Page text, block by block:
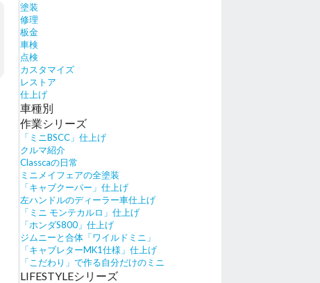
塗装
修理
板金
車検
点検
カスタマイズ
レストア
仕上げ
車種別
作業シリーズ
「ミニBSCC」仕上げ
クルマ紹介
Classcaの日常
ミニメイフェアの全塗装
「キャブクーパー」仕上げ
左ハンドルのディーラー車仕上げ
「ミニ モンテカルロ」仕上げ
「ホンダS800」仕上げ
ジムニーと合体「ワイルドミニ」
「キャブレターMK1仕様」仕上げ
「こだわり」で作る自分だけのミニ
LIFESTYLEシリーズ